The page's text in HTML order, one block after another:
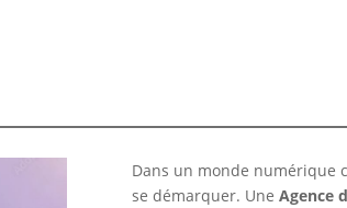
Dans un monde numérique
se démarquer. UneAgence